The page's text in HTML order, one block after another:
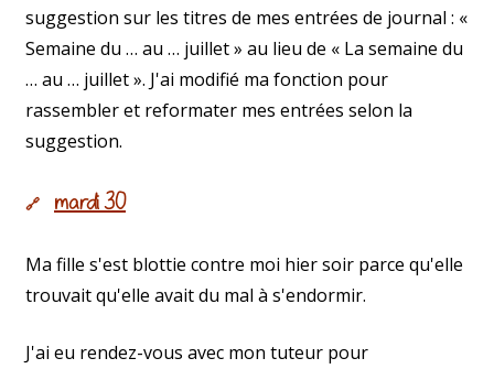
suggestion sur les titres de mes entrées de journal : «
Semaine du … au … juillet » au lieu de « La semaine du
… au … juillet ». J'ai modifié ma fonction pour
rassembler et reformater mes entrées selon la
suggestion.
🔗 mardi 30
Ma fille s'est blottie contre moi hier soir parce qu'elle
trouvait qu'elle avait du mal à s'endormir.
J'ai eu rendez-vous avec mon tuteur pour